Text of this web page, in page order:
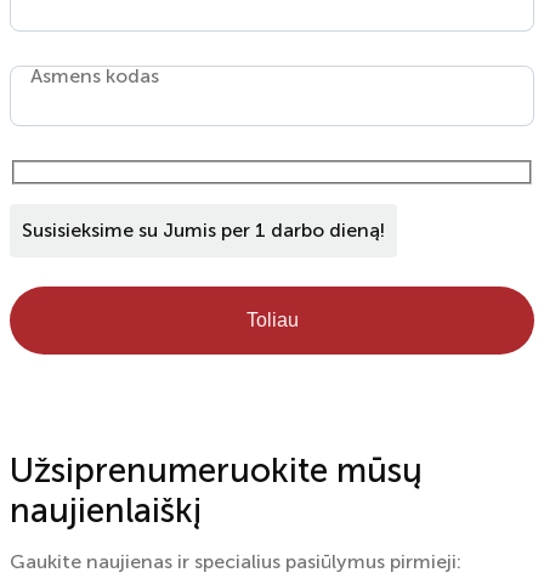
Asmens kodas
Susisieksime su Jumis per 1 darbo dieną!
Toliau
Užsiprenumeruokite mūsų
naujienlaiškį
Gaukite naujienas ir specialius pasiūlymus pirmieji: